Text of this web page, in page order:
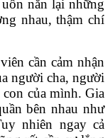
nắn lại những
nhau, thậm chí
cần cảm nhận
người cha, người
của mình. Gia
bên nhau như
nhiên ngay cả